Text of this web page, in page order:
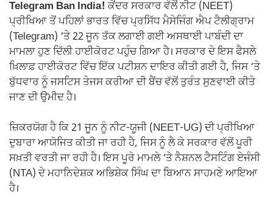
Telegram Ban India! ਕੇਂਦਰ ਸਰਕਾਰ ਵੱਲੋਂ ਨੀਟ (NEET)
ਪ੍ਰੀਖਿਆ ਤੋਂ ਪਹਿਲਾਂ ਭਾਰਤ ਵਿੱਚ ਪ੍ਰਸਿੱਧ ਮੈਸੇਜਿੰਗ ਐਪ ਟੈਲੀਗ੍ਰਾਮ
(Telegram) ‘ਤੇ 22 ਜੂਨ ਤੱਕ ਲਗਾਈ ਗਈ ਅਸਥਾਈ ਪਾਬੰਦੀ ਦਾ
ਮਾਮਲਾ ਹੁਣ ਦਿੱਲੀ ਹਾਈਕੋਰਟ ਪਹੁੰਚ ਗਿਆ ਹੈ। ਸਰਕਾਰ ਦੇ ਇਸ ਫੈਸਲੇ
ਖ਼ਿਲਾਫ਼ ਹਾਈਕੋਰਟ ਵਿੱਚ ਇੱਕ ਪਟੀਸ਼ਨ ਦਾਇਰ ਕੀਤੀ ਗਈ ਹੈ, ਜਿਸ ‘ਤੇ
ਬੁੱਧਵਾਰ ਨੂੰ ਜਸਟਿਸ ਤੇਜਸ ਕਰੀਆ ਦੀ ਬੈਂਚ ਵੱਲੋਂ ਤੁਰੰਤ ਸੁਣਵਾਈ ਕੀਤੇ
ਜਾਣ ਦੀ ਉਮੀਦ ਹੈ।
ਜ਼ਿਕਰਯੋਗ ਹੈ ਕਿ 21 ਜੂਨ ਨੂੰ ਨੀਟ-ਯੂਜੀ (NEET-UG) ਦੀ ਪ੍ਰੀਖਿਆ
ਦੁਬਾਰਾ ਆਯੋਜਿਤ ਕੀਤੀ ਜਾ ਰਹੀ ਹੈ, ਜਿਸ ਨੂੰ ਲੈ ਕੇ ਸਰਕਾਰ ਵੱਲੋਂ ਪੂਰੀ
ਸਖ਼ਤੀ ਵਰਤੀ ਜਾ ਰਹੀ ਹੈ। ਇਸ ਪੂਰੇ ਮਾਮਲੇ ‘ਤੇ ਨੈਸ਼ਨਲ ਟੈਸਟਿੰਗ ਏਜੰਸੀ
(NTA) ਦੇ ਮਹਾਨਿਦੇਸ਼ਕ ਅਭਿਸ਼ੇਕ ਸਿੰਘ ਦਾ ਬਿਆਨ ਸਾਹਮਣੇ ਆਇਆ
ਹੈ।